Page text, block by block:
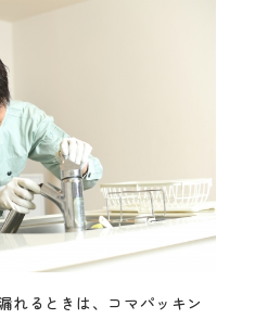
れるときは、コマパッキン